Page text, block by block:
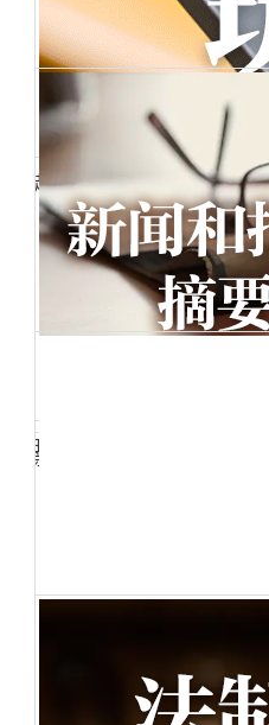
越听越经典
玩转手机圈
新闻和报纸摘要